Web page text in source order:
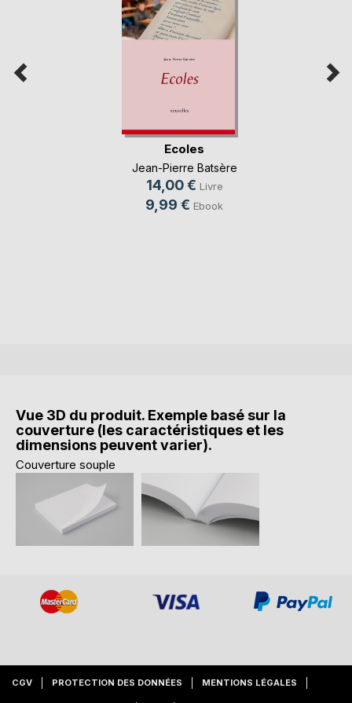
Ecoles
Jean-Pierre Batsère
14,00 € Livre
9,99 € Ebook
Vue 3D du produit. Exemple basé sur la
couverture (les caractéristiques et les
dimensions peuvent varier).
Couverture souple
CGV PROTECTION DES DONNÉES MENTIONS LÉGALES